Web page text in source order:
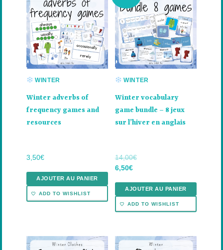
plus
ancien
WINTER
Winter adverbs of
frequency games and
resources
3,50€
AJOUTER AU PANIER
ADD TO WISHLIST
WINTER
Winter vocabulary
game bundle – 8 jeux
sur l’hiver en anglais
14,00€
Le
initial
était :
14,00€.
6,50€Le
actuel
est :
6,50€.
AJOUTER AU PANIER
ADD TO WISHLIST